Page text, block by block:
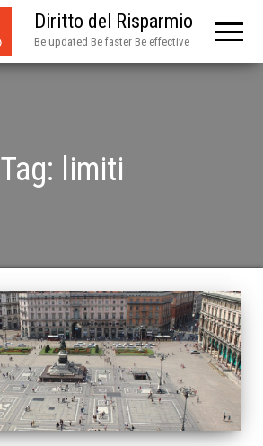
Diritto del Risparmio
Be updated Be faster Be effective
Tag: limiti